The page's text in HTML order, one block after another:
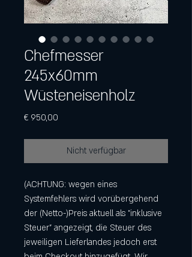
Chefmesser
245x60mm
Wüsteneisenholz
€ 950,00
Nicht verfügbar
(ACHTUNG: wegen eines
Systemfehlers wird vorübergehend
der (Netto-)Preis aktuell als "inklusive
Steuer" angezeigt, die Steuer des
jeweiligen Lieferlandes jedoch erst